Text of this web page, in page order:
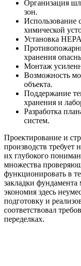
Организация
зон.
Использование
химической
Установка
хранения
Монтаж
Возможность
объекта.
Поддержание
хранения и
Разработка
систем.
Проектирование и
производств требует
их глубокого
множества
функционировать в
закладки
экономия здесь
подготовку и
соответствовал
переделках.